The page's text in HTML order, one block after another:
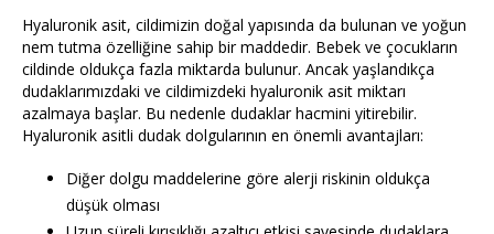
Hyaluronik asit, cildimizin doğal yapısında da bulunan ve yoğun
nem tutma özelliğine sahip bir maddedir. Bebek ve çocukların
cildinde oldukça fazla miktarda bulunur. Ancak yaşlandıkça
dudaklarımızdaki ve cildimizdeki hyaluronik asit miktarı
azalmaya başlar. Bu nedenle dudaklar hacmini yitirebilir.
Hyaluronik asitli dudak dolgularının en önemli avantajları:
Diğer dolgu maddelerine göre alerji riskinin oldukça
düşük olması